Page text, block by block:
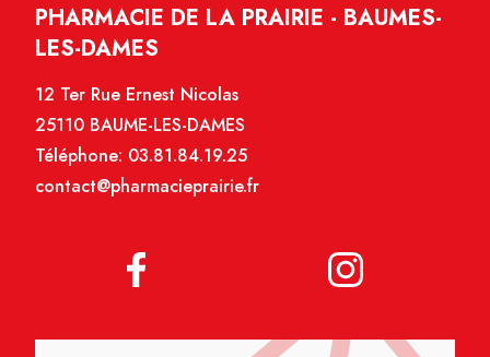
PHARMACIE DE LA PRAIRIE - BAUMES-
LES-DAMES
12 Ter Rue Ernest Nicolas
25110 BAUME-LES-DAMES
Téléphone: 03.81.84.19.25
contact@pharmacieprairie.fr